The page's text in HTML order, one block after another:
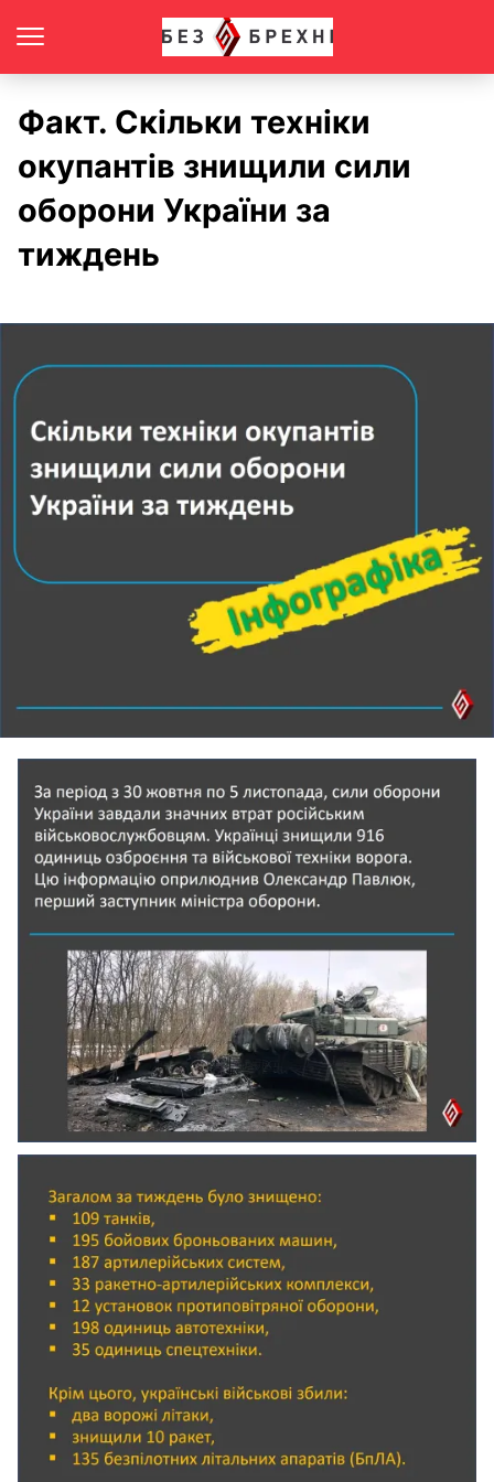
Факт. Скільки техніки
окупантів знищили сили
оборони України за
тиждень